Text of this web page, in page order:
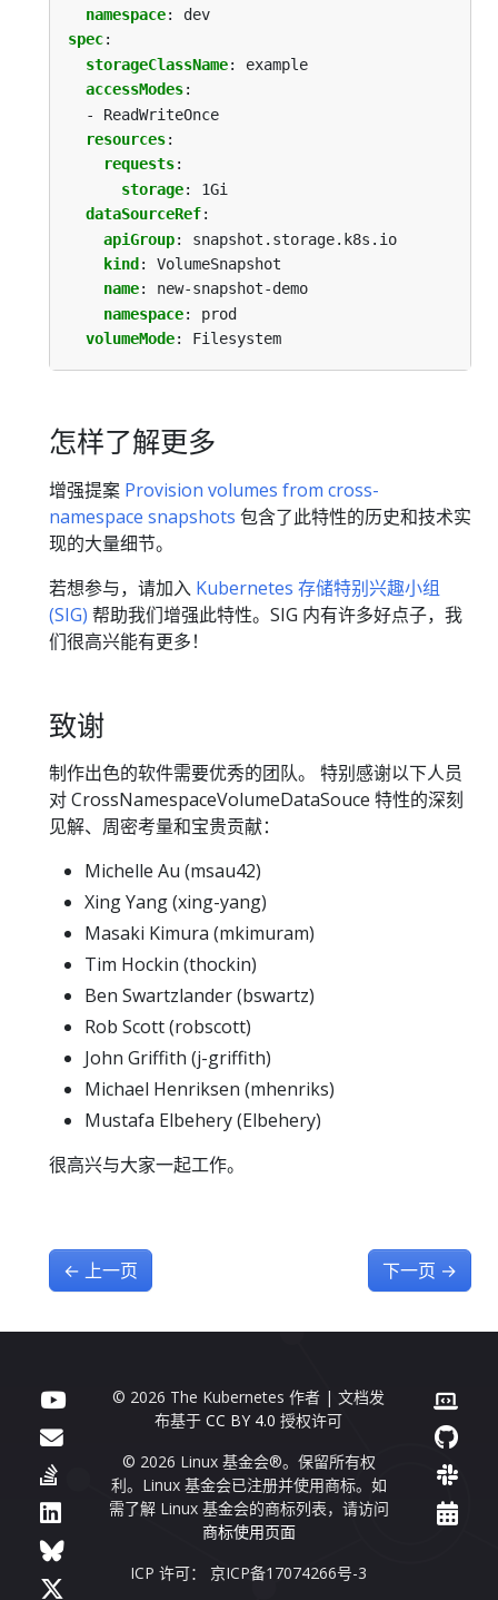
namespace:
dev
spec:
storageClassName:
example
accessModes:
- ReadWriteOnce
resources:
requests:
storage:
1Gi
dataSourceRef:
apiGroup:
snapshot.storage.k8s.io
kind :
VolumeSnapshot
name:
new-snapshot-demo
namespace:
prod
volumeMode: Filesystem
怎样了解更多
增强提案 Provision volumes from cross-
namespace snapshots 包含了此特性的历史和技术实
现的大量细节。
若想参与，请加入 Kubernetes 存储特别兴趣小组
(SIG) 帮助我们增强此特性。SIG 内有许多好点子，我
们很高兴能有更多！
致谢
制作出色的软件需要优秀的团队。 特别感谢以下人员
对 CrossNamespaceVolumeDataSouce 特性的深刻
见解、周密考量和宝贵贡献：
Michelle Au (msau42)
Xing Yang (xing-yang)
Masaki Kimura (mkimuram)
Tim Hockin (thockin)
Ben Swartzlander (bswartz)
Rob Scott (robscott)
John Griffith (j-griffith)
Michael Henriksen (mhenriks)
Mustafa Elbehery (Elbehery)
很高兴与大家一起工作。
← 上一页 下一页 →
© 2026 The Kubernetes 作者 | 文档发
布基于CC BY 4.0 授权许可
© 2026 Linux 基金会®。保留所有权
利。Linux 基金会已注册并使用商标。如
需了解 Linux 基金会的商标列表，请访问
商标使用页面
ICP 许可： 京ICP备17074266号-3